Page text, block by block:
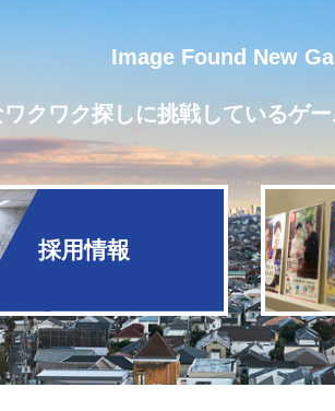
Image Found New
クワク探しに挑戦しているゲ
採用情報